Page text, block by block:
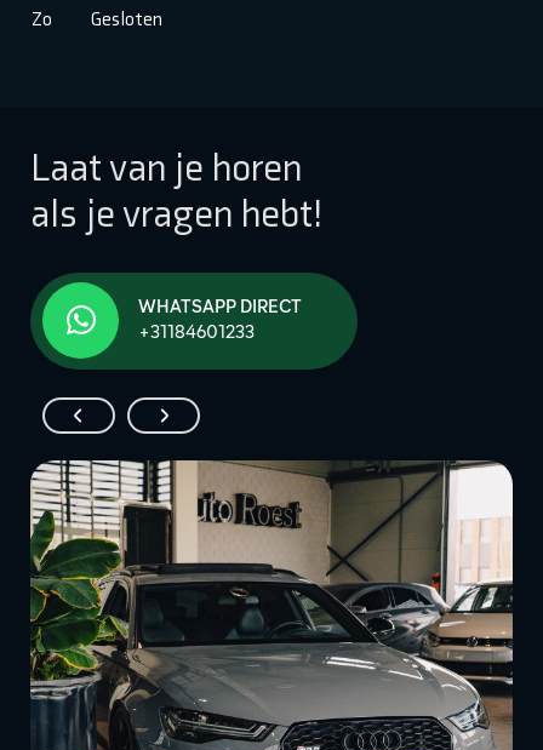
Zo
Gesloten
Laat van je horen
als je vragen hebt!
WHATSAPP DIRECT
+31184601233